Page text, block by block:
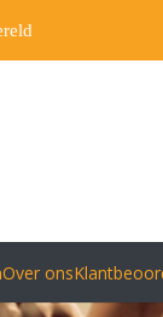
Over ons